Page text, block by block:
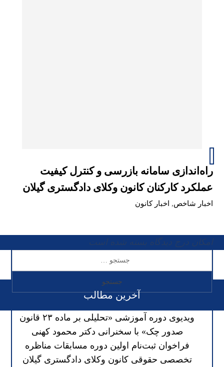
راه‌اندازی سامانه بازرسی و کنترل کیفیت
عملکرد کارکنان کانون وکلای دادگستری گیلان
اخبار شاخص, اخبار کانون
آخرین مطالب
ویدیوی دوره آموزشی «تحلیلی بر ماده ۲۳ قانون
صدور چک» با سخنرانی دکتر محمود کهنی
فراخوان ثبت‌نام اولین دوره مسابقات مناظره
تخصصی حقوقی کانون وکلای دادگستری گیلان